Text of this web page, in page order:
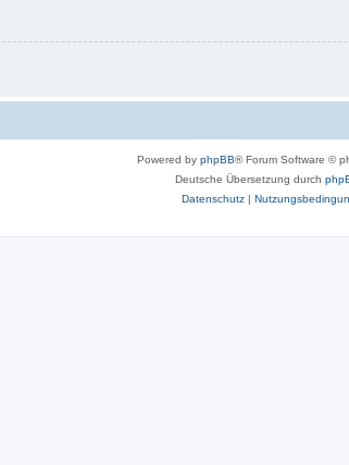
Powered by phpBB® Forum Software ©
Deutsche Übersetzung durch
Datenschutz|